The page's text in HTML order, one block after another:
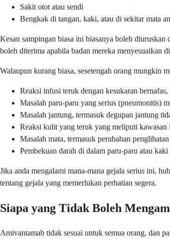
Sakit otot atau sendi
Bengkak di tangan, kaki, atau di sekitar mata
Kesan sampingan biasa ini biasanya boleh
boleh diterima apabila badan mereka menyesuaikan
Walaupun kurang biasa, sesetengah orang mungkin
Reaksi infusi teruk dengan kesukaran
Masalah paru-paru yang serius (pneumonitis)
Masalah jantung, termasuk degupan jantung
Reaksi kulit yang teruk yang meliputi kawasan
Masalah mata, termasuk perubahan
Pembekuan darah di dalam paru-paru atau kaki
Jika anda mengalami mana-mana gejala serius ini,
tentang gejala yang memerlukan perhatian segera.
Siapa yang Tidak Boleh
Amivantamab tidak sesuai untuk semua orang, dan